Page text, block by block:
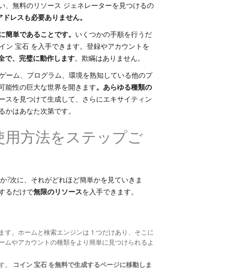
、無料のリソース ジェネレーターを見つけるの
レスも必要ありません。
単であることです。 いくつかの手順を行うだ
ン 宝石 を入手できます。登録やアカウントを
で、完璧に動作します。欺瞞はありません。
ーム、プログラム、環境を熟知している他のプ
能性の巨大な世界を開きます。あらゆる種類の
スを見つけて生成して、さらにエキサイティン
はあなた次第です。
用方法をステップご
?次に、それがどれほど簡単かを見ていきま
るだけで無限のリソースを入手できます。
。ホームと検索エンジンは 1 つだけあり、そこに
やアカウントの種類をより簡単に見つけられるよ
。
コイン 宝石 を無料で生成するページに移動しま